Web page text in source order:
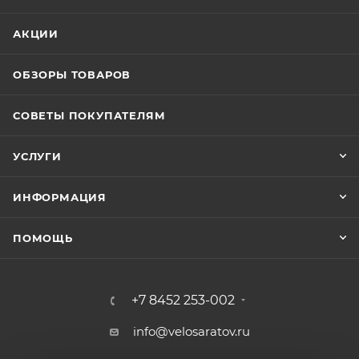
АКЦИИ
ОБЗОРЫ ТОВАРОВ
СОВЕТЫ ПОКУПАТЕЛЯМ
УСЛУГИ
ИНФОРМАЦИЯ
ПОМОЩЬ
+7 8452 253-002
info@velosaratov.ru